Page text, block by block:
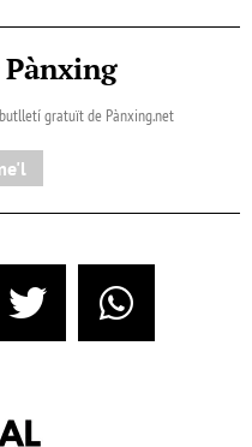
gratuït de Pànxing.net​